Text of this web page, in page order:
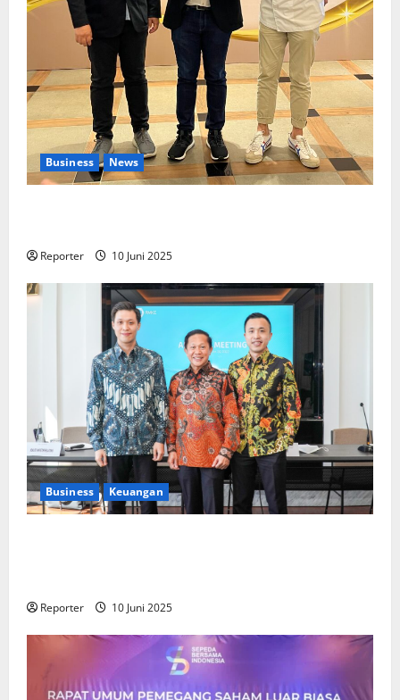
Business News
Reporter 10 Juni 2025
Business Keuangan
Reporter 10 Juni 2025